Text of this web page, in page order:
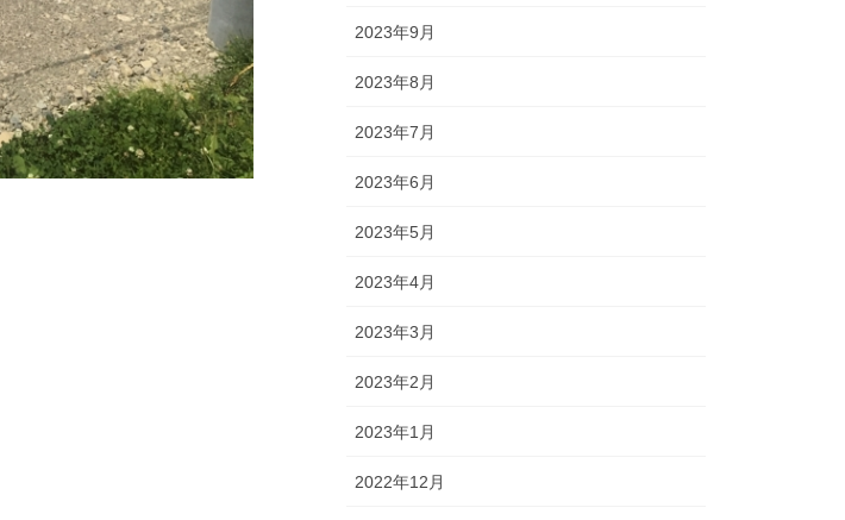
2023年9月
2023年8月
2023年7月
2023年6月
2023年5月
2023年4月
2023年3月
2023年2月
2023年1月
2022年12月